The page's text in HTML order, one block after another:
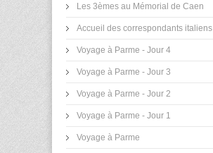
Les 3èmes au Mémorial de Caen
Accueil des correspondants italiens
Voyage à Parme - Jour 4
Voyage à Parme - Jour 3
Voyage à Parme - Jour 2
Voyage à Parme - Jour 1
Voyage à Parme